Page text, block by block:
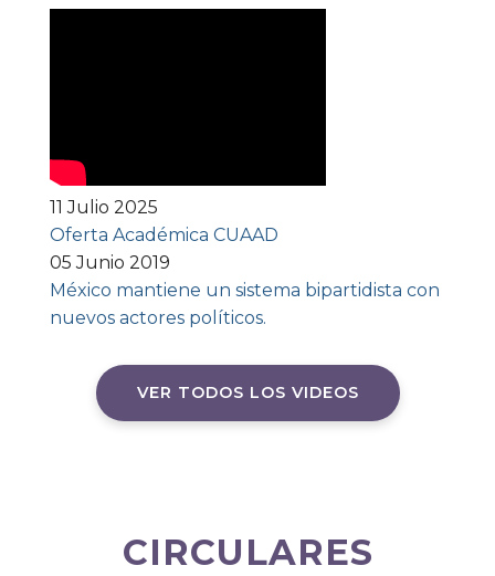
11 Julio 2025
Oferta Académica CUAAD
05 Junio 2019
México mantiene un sistema bipartidista con
nuevos actores políticos.
VER TODOS LOS VIDEOS
CIRCULARES